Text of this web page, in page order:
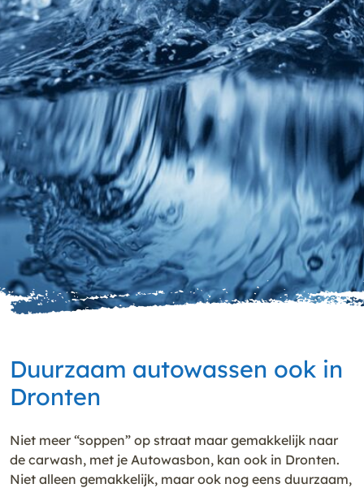
Duurzaam autowassen ook in
Dronten
Niet meer “soppen” op straat maar gemakkelijk naar
de carwash, met je Autowasbon, kan ook in Dronten.
Niet alleen gemakkelijk, maar ook nog eens duurzaam,